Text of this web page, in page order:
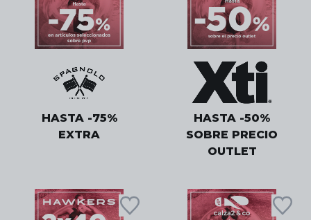
HASTA -75%
EXTRA
HASTA -50%
SOBRE PRECIO
OUTLET